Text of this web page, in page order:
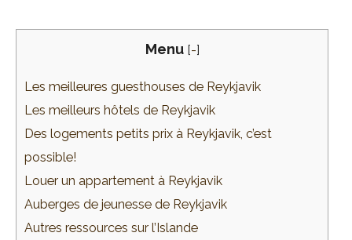
Menu [-]
Les meilleures guesthouses de Reykjavik
Les meilleurs hôtels de Reykjavik
Des logements petits prix à Reykjavik, c’est
possible!
Louer un appartement à Reykjavik
Auberges de jeunesse de Reykjavik
Autres ressources sur l’Islande